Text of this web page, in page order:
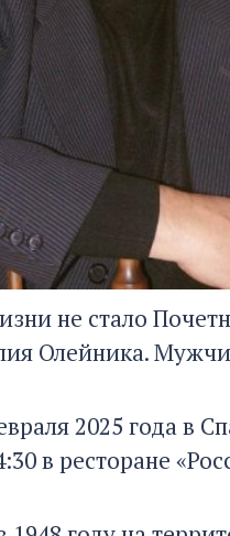
не стало
Олейника.
2025 года в
в ресторане